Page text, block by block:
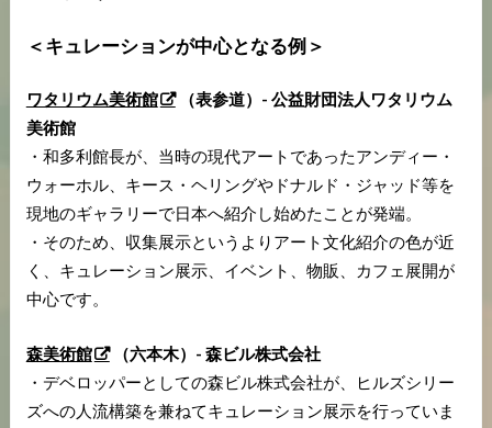
＜キュレーションが中心となる例＞
ワタリウム美術館
（表参道）- 公益財団法人ワタリウム
美術館
・和多利館長が、当時の現代アートであったアンディー・
ウォーホル、キース・ヘリングやドナルド・ジャッド等を
現地のギャラリーで日本へ紹介し始めたことが発端。
・そのため、収集展示というよりアート文化紹介の色が近
く、キュレーション展示、イベント、物販、カフェ展開が
中心です。
森美術館
（六本木）- 森ビル株式会社
・デベロッパーとしての森ビル株式会社が、ヒルズシリー
ズへの人流構築を兼ねてキュレーション展示を行っていま